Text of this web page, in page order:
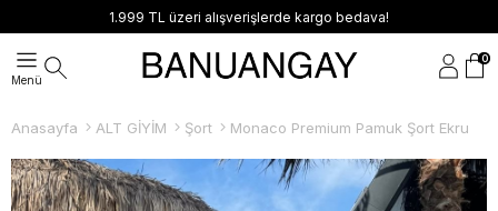
1.999 TL üzeri alışverişlerde kargo bedava!
0
Anasayfa ALT GİYİM Şort Monaco Premium Pamuk Şort Ekru